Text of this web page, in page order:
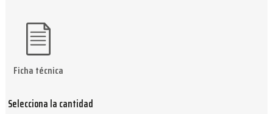
Selecciona la cantidad
Ficha técnica